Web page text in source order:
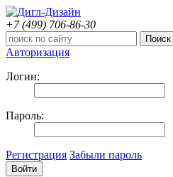
+7 (499) 706-86-30
Авторизация
Логин:
Пароль:
Регистрация Забыли пароль